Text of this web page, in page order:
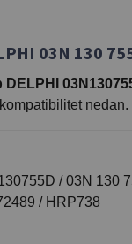
03N 130
nedan.
/ 03N 130
/ HRP738